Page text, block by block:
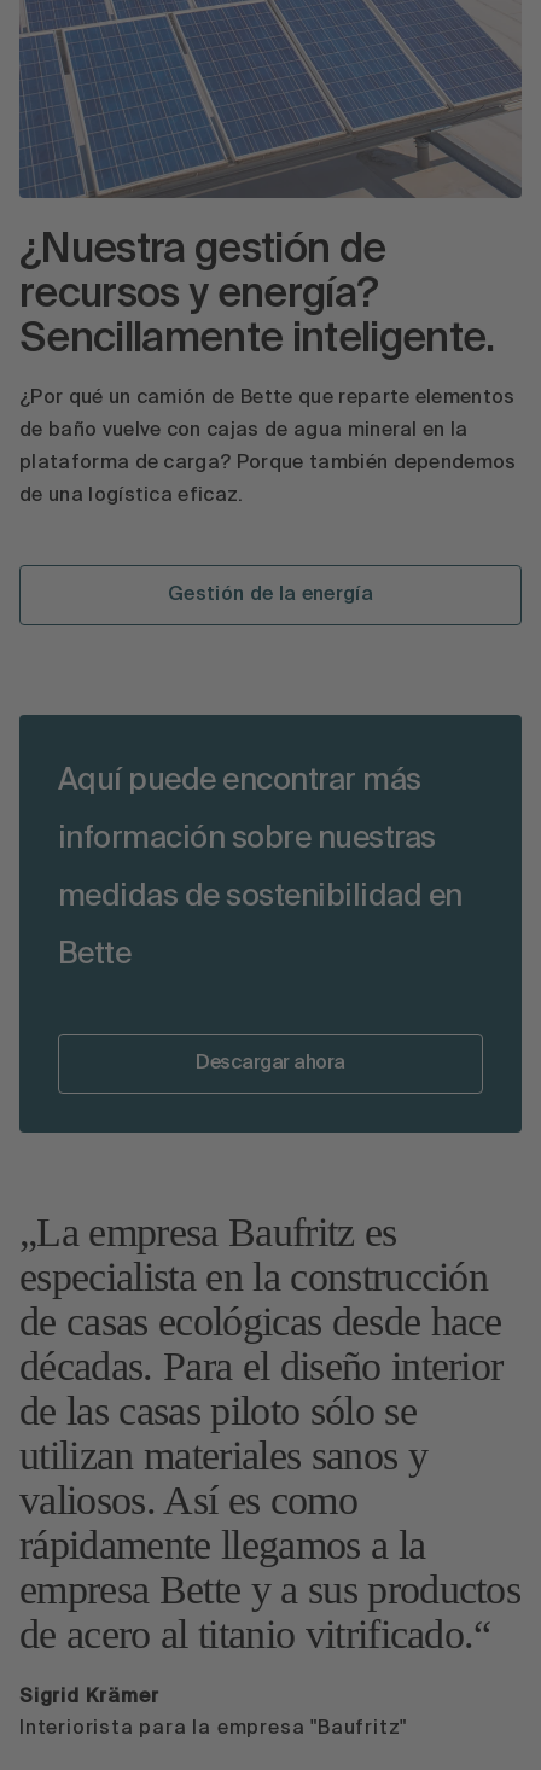
¿Nuestra gestión de
recursos y energía?
Sencillamente inteligente.
¿Por qué un camión de Bette que reparte elementos
de baño vuelve con cajas de agua mineral en la
plataforma de carga? Porque también dependemos
de una logística eficaz.
Gestión de la energía
Aquí puede encontrar más
información sobre nuestras
medidas de sostenibilidad en
Bette
Descargar ahora
La empresa Baufritz es
especialista en la construcción
de casas ecológicas desde hace
décadas. Para el diseño interior
de las casas piloto sólo se
utilizan materiales sanos y
valiosos. Así es como
rápidamente llegamos a la
empresa Bette y a sus productos
de acero al titanio vitrificado.
Sigrid Krämer
Interiorista para la empresa "Baufritz"